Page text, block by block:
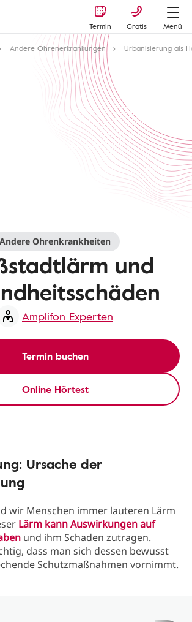
Termin Gratis
Menü
Andere Ohrenerkrankungen Urbanisierung als
Andere Ohrenkrankheiten
und
Amplifon Experten
Termin buchen
Online Hörtest
Ursache der
wir Menschen immer lauteren Lärm
Lärm kann Auswirkungen auf
und ihm Schaden zutragen.
dass man sich dessen bewusst
Schutzmaßnahmen vornimmt.